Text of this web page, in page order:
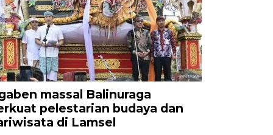
massal Balinuraga
pelestarian budaya dan
di Lamsel